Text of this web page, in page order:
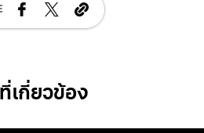
Posts